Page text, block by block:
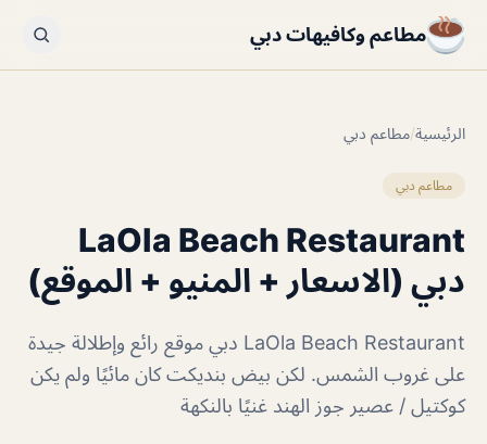
مطاعم وكافيهات دبي
الرئيسية/مطاعم دبي
مطاعم دبي
LaOla Beach Restaurant
دبي (الاسعار + المنيو + الموقع)
LaOla Beach Restaurant دبي موقع رائع وإطلالة جيدة
على غروب الشمس. لكن بيض بنديكت كان مائيًا ولم يكن
كوكتيل / عصير جوز الهند غنيًا بالنكهة